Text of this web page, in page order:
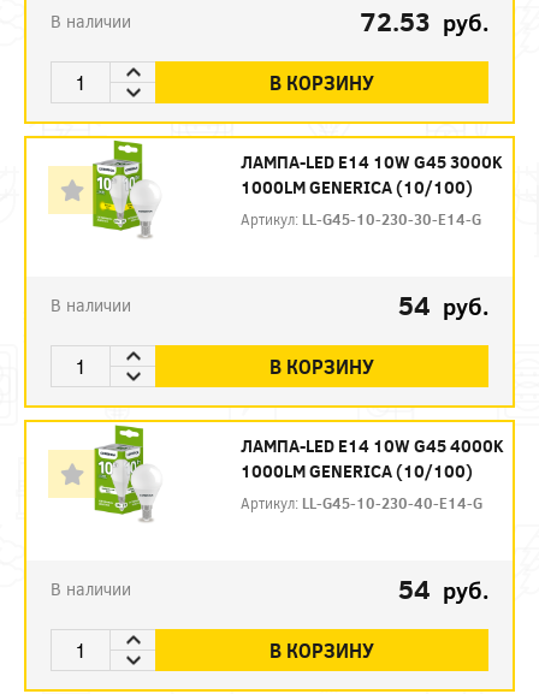
В наличии 72.53 руб.
В КОРЗИНУ
ЛАМПА-LED E14 10W G45 3000K
1000LM GENERICA (10/100)
Артикул: LL-G45-10-230-30-E14-G
В наличии 54 руб.
В КОРЗИНУ
ЛАМПА-LED E14 10W G45 4000K
1000LM GENERICA (10/100)
Артикул: LL-G45-10-230-40-E14-G
В наличии 54 руб.
В КОРЗИНУ